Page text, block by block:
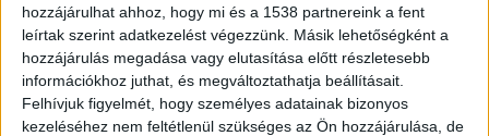
hozzájárulhat ahhoz, hogy mi és a 1538 partnereink a fent
leírtak szerint adatkezelést végezzünk. Másik lehetőségként a
hozzájárulás megadása vagy elutasítása előtt részletesebb
információkhoz juthat, és megváltoztathatja beállításait.
Felhívjuk figyelmét, hogy személyes adatainak bizonyos
kezeléséhez nem feltétlenül szükséges az Ön hozzájárulása, de
Megjegyezte: a kapcsolódó közbeszerzésben már
beérkeztek az ajánlatok, eredményes eljárás
esetén megkezdődhet a tervezés,
engedélyeztetés.